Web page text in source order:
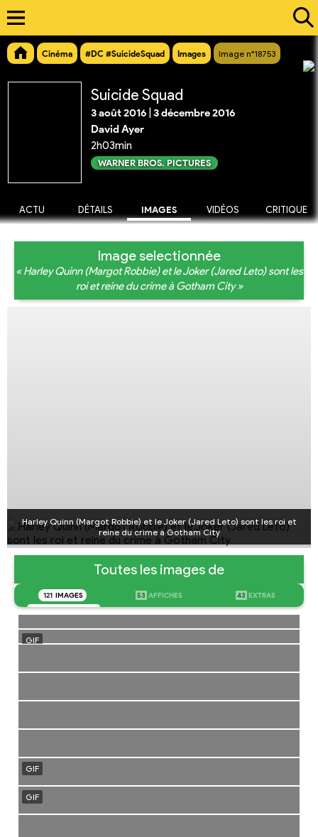
Cinéma #DC #SuicideSquad Images Image n°18753
Suicide Squad
3 août 2016 3 décembre 2016
David Ayer
2h03min
WARNER BROS. PICTURES
ACTU DÉTAILS IMAGES VIDÉOS CRITIQUE
Image selectionnée
« Harley Quinn (Margot Robbie) et le Joker (Jared Leto) sont les
roi et reine du crime à Gotham City »
Harley Quinn (Margot Robbie) et le Joker (Jared Leto) sont les roi et
reine du crime à Gotham City
Toutes les images de
121 IMAGES 53 AFFICHES 43 EXTRAS